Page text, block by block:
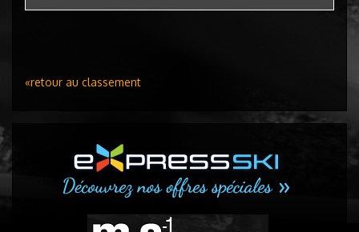
«retour au classement